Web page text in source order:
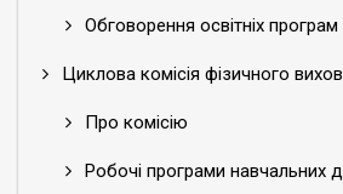
Обговорення освітніх програм
Циклова комісія фізичного
Про комісію
Робочі програми навчальних